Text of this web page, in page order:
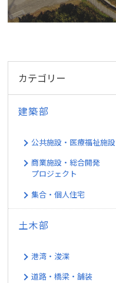
カテゴリー
建築部
公共施設・医療福祉施設
商業施設・総合開発
プロジェクト
集合・個人住宅
土木部
港湾・浚渫
道路・橋梁・舗装